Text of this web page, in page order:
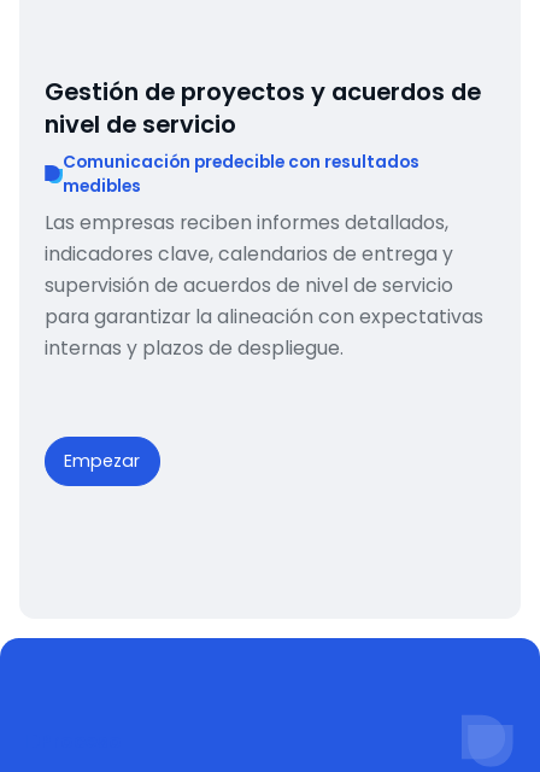
Gestión de proyectos y acuerdos de
nivel de servicio
Comunicación predecible con resultados
medibles
Las empresas reciben informes detallados,
indicadores clave, calendarios de entrega y
supervisión de acuerdos de nivel de servicio
para garantizar la alineación con expectativas
internas y plazos de despliegue.
Empezar